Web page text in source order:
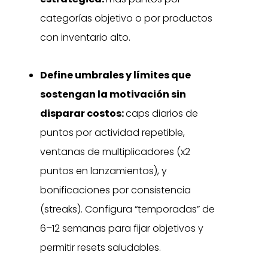
categorías objetivo o por productos
con inventario alto.
Define umbrales y límites que
sostengan la motivación sin
disparar costos:caps diarios de
puntos por actividad repetible,
ventanas de multiplicadores (x2
puntos en lanzamientos), y
bonificaciones por consistencia
(streaks). Configura “temporadas” de
6–12 semanas para fijar objetivos y
permitir resets saludables.